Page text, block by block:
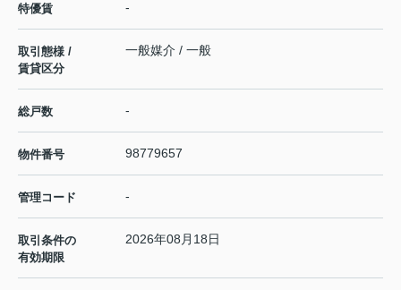
特優賃 -
取引態様 /
賃貸区分
一般媒介 / 一般
総戸数 -
物件番号 98779657
管理コード -
取引条件の
有効期限
2026年08月18日